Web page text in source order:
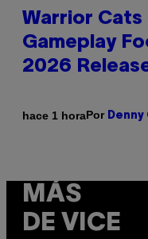
Warrior Cats
Gameplay
2026
hace 1 horaPor
MÁS
DE VICE